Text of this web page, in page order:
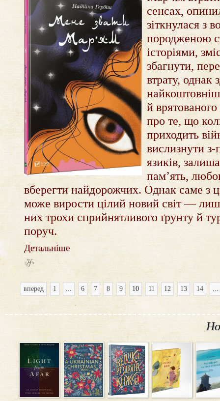
сенсах,
зіткнулася з
породженою
історіями,
збагнути,
втрату, однак
й
про те, що
приходить
вислизнути з-
язиків,
пам’ять,
вберегти найдорожчих. Однак саме з
може вирости цілий новий світ —
них трохи сприйнятливого ґрунту й
поруч.
Детальніше
вперед 1 ... 6 7 8 9 10 11 12 13 14 ...